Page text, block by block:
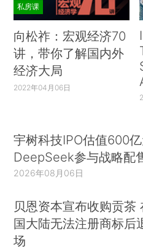
私房课
向松祚：宏观经济70
讲，带你了解国内外
经济大局
2022年04月06日
宇树科技IPO估值600
DeepSeek参与战略配
2026年08月06日
贝恩资本宣布收购贡茶
国大陆无法注册商标后
场